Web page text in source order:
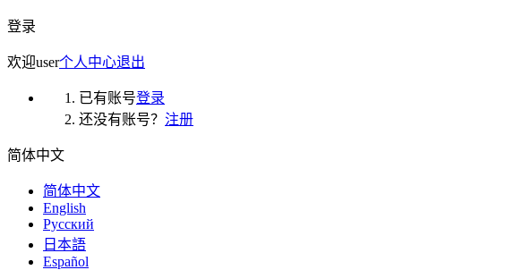
登录
欢迎user个人中心退出
已有账号登录
还没有账号？ 注册
简体中文
简体中文
English
Русский
日本語
Español